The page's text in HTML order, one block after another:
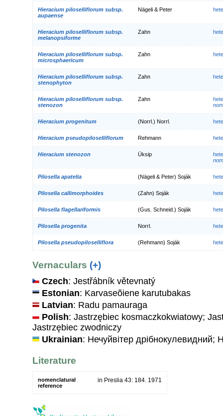
Hieracium piloselliflorum subsp.
aupaense
Nägeli & Peter
Hieracium piloselliflorum subsp.
melanopsiforme
Zahn
Hieracium piloselliflorum subsp.
microsphaericum
Zahn
Hieracium piloselliflorum subsp.
stenophyton
Zahn
Hieracium piloselliflorum subsp.
stenozon
Zahn
Hieracium progenitum (Norrl.) Norrl.
Hieracium pseudopiloselliflorum Rehmann
Hieracium stenozon Üksip
Pilosella apatelia (Nägeli & Peter) Soják
Pilosella callimorphoides (Zahn) Soják
Pilosella flagellariformis (Gus. Schneid.) Soják
Pilosella progenita Norrl.
Pilosella pseudopiloselliflora (Rehmann) Soják
Vernaculars (+)
Czech: Jestřábník větevnatý
Estonian: Karvaseõiene karutubakas
Latvian: Radu pamauraga
Polish: Jastrzębiec kosmaczkokwiatowy;
Jastrzębiec zwodniczy
Ukrainian: Нечуйвiтер дрiбнокулевидний;
Literature
nomenclatural
reference
in Preslia 43: 184. 1971